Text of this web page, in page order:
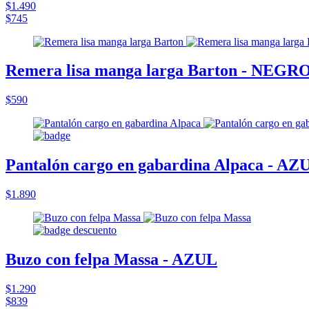
$1.490
$745
Remera lisa manga larga Barton -
$590
Pantalón cargo en gabardina Alpaca -
$1.890
Buzo con felpa Massa - AZUL
$1.290
$839